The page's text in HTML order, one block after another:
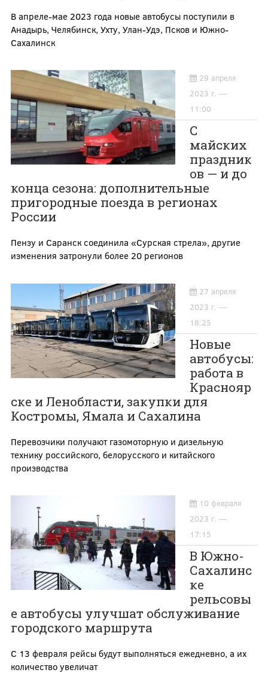
В апреле-мае 2023 года новые автобусы поступили в
Анадырь, Челябинск, Ухту, Улан-Удэ, Псков и Южно-
Сахалинск
29 апреля
2023 г. —
11:00
С
майских
праздник
ов — и до
конца сезона: дополнительные
пригородные поезда в регионах
России
Пензу и Саранск соединила «Сурская стрела», другие
изменения затронули более 20 регионов
27 апреля
2023 г. —
18:25
Новые
автобусы:
работа в
Краснояр
ске и Ленобласти, закупки для
Костромы, Ямала и Сахалина
Перевозчики получают газомоторную и дизельную
технику российского, белорусского и китайского
производства
10 февраля
2023 г. —
17:15
В Южно-
Сахалинс
ке
рельсовы
е автобусы улучшат обслуживание
городского маршрута
С 13 февраля рейсы будут выполняться ежедневно, а их
количество увеличат